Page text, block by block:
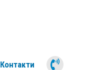
Контакти